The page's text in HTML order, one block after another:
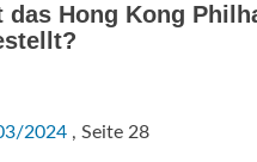
das Hong Kong
2024 , Seite 28